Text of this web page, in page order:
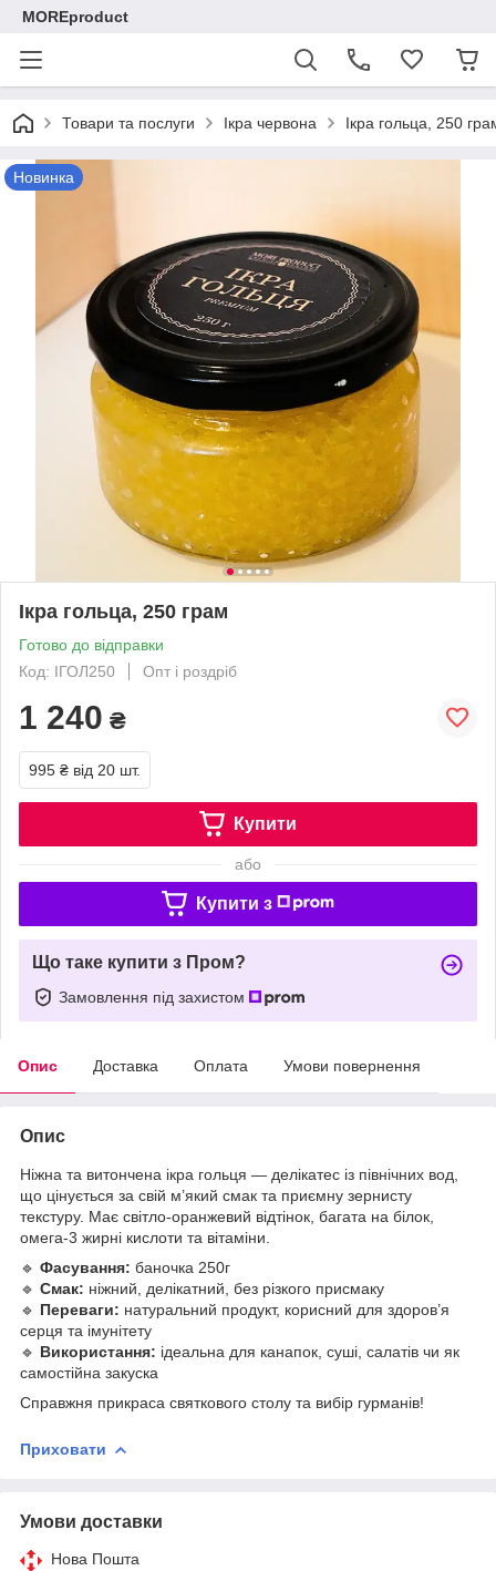
MOREproduct
Товари та послуги Ікра червона Ікра гольца, 250
Новинка
Ікра гольца, 250 грам
Готово до відправки
Код: ІГОЛ250
Опт і роздріб
1 240 ₴
995 ₴ від 20 шт.
Купити
або
Купити з
Що таке купити з Пром?
Замовлення під захистом
Опис Доставка Оплата Умови повернення
Опис
Ніжна та витончена ікра гольця — делікатес із північних вод,
що цінується за свій м’який смак та приємну зернисту
текстуру. Має світло-оранжевий відтінок, багата на білок,
омега-3 жирні кислоти та вітаміни.
🔹 Фасування: баночка 250г
🔹 Смак: ніжний, делікатний, без різкого присмаку
🔹 Переваги: натуральний продукт, корисний для здоров’я
серця та імунітету
🔹 Використання: ідеальна для канапок, суші, салатів чи як
самостійна закуска
Справжня прикраса святкового столу та вибір гурманів!
Приховати
Умови доставки
Нова Пошта